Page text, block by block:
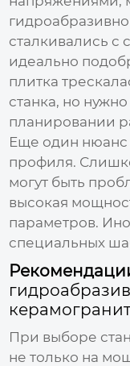
сталкивались с
идеально
плитка
станка, но
планировании
Еще один нюанс
профиля.
могут быть
высокая
параметров.
специальных
При выборе
не только на